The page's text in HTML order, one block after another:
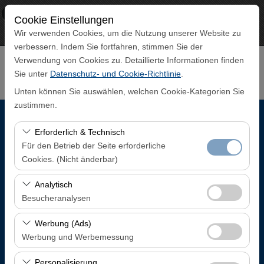
× ECO CAR
www.ecocar.com.tr
Frei - In Google Play
Cookie Einstellungen
Wir verwenden Cookies, um die Nutzung unserer Website zu
verbessern. Indem Sie fortfahren, stimmen Sie der
Verwendung von Cookies zu. Detaillierte Informationen finden
Sie unter Datenschutz- und Cookie-Richtlinie
Unten können Sie auswählen, welchen Cookie-Kategorien Sie
zustimmen.
Erforderlich & Technisch
Für den Betrieb der Seite erforderliche
Cookies. (Nicht änderbar)
Diese Cookies sind für das ordnungsgemäße
Funktionieren der Website, die Sicherheit, die
Sitzungsverwaltung und grundlegende Funktionen
erforderlich. Sie können nicht deaktiviert werden.
Analytisch
Besucheranalysen
Diese Cookies ermöglichen es uns, zu analysieren, wie
unsere Website genutzt wird (Besucherzahl,
meistbesuchte Seiten, Nutzerverhalten). Diese Daten
werden verwendet, um die Leistung der Website zu
Werbung (Ads)
Werbung und Werbemessung
Diese Cookies ermöglichen es uns, Ihnen auf Ihre
Abholstation
Trabzon Flughafen Inlandsankunftsterminal
Eine andere Rückgabestation auswählen
Abholdatum & Zeit